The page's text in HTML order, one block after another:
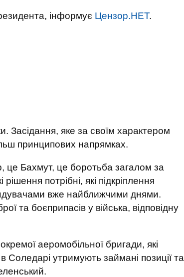
інформує Цензор.НЕТ.
Засідання, яке за своїм характером
принципових напрямках.
Бахмут, це боротьба загалом за
потрібні, які підкріплення
вже найближчими днями.
та боєприпасів у війська, відповідну
аеромобільної бригади, які
Соледарі утримують займані позиції та